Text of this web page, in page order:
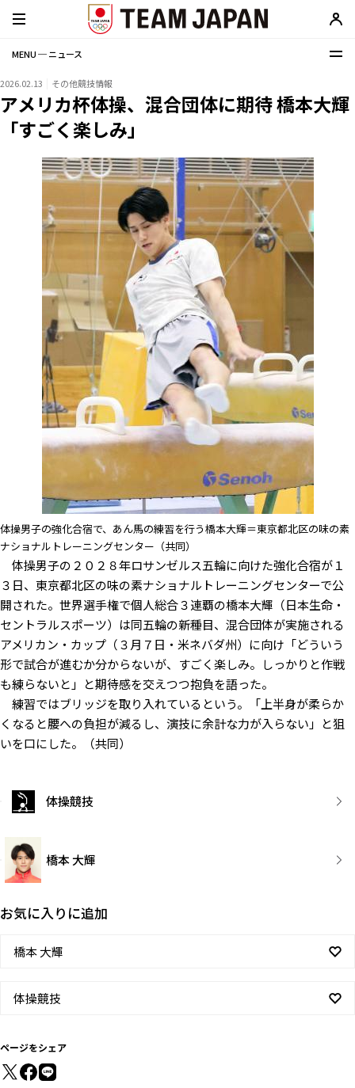
MENU ─ ニュース
2026.02.13 その他競技情報
アメリカ杯体操、混合団体に期待 橋本大輝
「すごく楽しみ」
体操男子の強化合宿で、あん馬の練習を行う橋本大輝＝東京都北区の味の素
ナショナルトレーニングセンター（共同）
体操男子の２０２８年ロサンゼルス五輪に向けた強化合宿が１
３日、東京都北区の味の素ナショナルトレーニングセンターで公
開された。世界選手権で個人総合３連覇の橋本大輝（日本生命・
セントラルスポーツ）は同五輪の新種目、混合団体が実施される
アメリカン・カップ（３月７日・米ネバダ州）に向け「どういう
形で試合が進むか分からないが、すごく楽しみ。しっかりと作戦
も練らないと」と期待感を交えつつ抱負を語った。
練習ではブリッジを取り入れているという。「上半身が柔らか
くなると腰への負担が減るし、演技に余計な力が入らない」と狙
いを口にした。（共同）
体操競技
橋本 大輝
お気に入りに追加
橋本 大輝
体操競技
ページをシェア